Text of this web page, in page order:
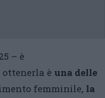
– è
è una delle
femminile, la